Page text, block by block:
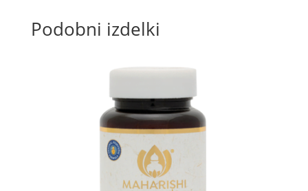
Podobni izdelki